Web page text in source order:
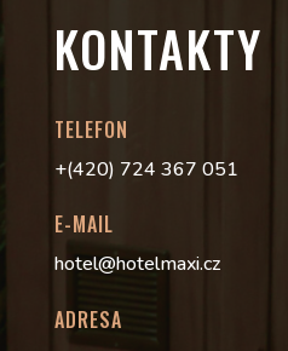
KONTAKTY
TELEFON
+(420) 724 367 051
E-MAIL
hotel@hotelmaxi.cz
ADRESA